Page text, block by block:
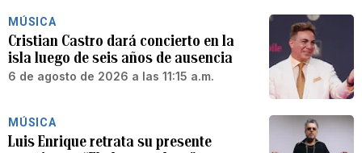
MÚSICA
Cristian Castro dará concierto en la
isla luego de seis años de ausencia
6 de agosto de 2026 a las 11:15 a.m.
MÚSICA
Luis Enrique retrata su presente